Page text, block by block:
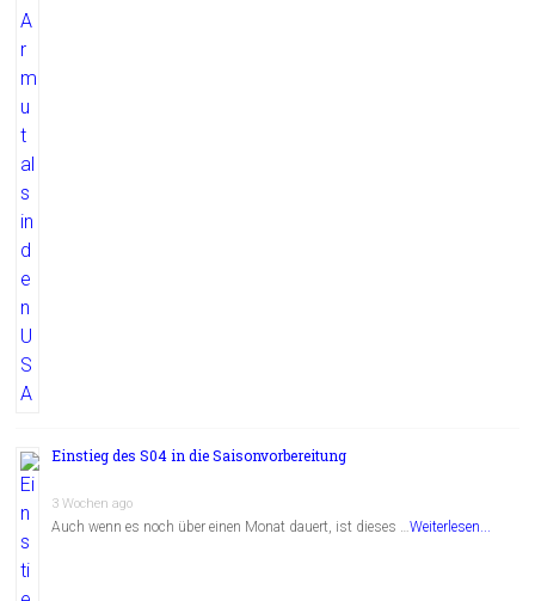
Einstieg des S04 in die Saisonvorbereitung
3 Wochen ago
Auch wenn es noch über einen Monat dauert, ist dieses …Weiterlesen...